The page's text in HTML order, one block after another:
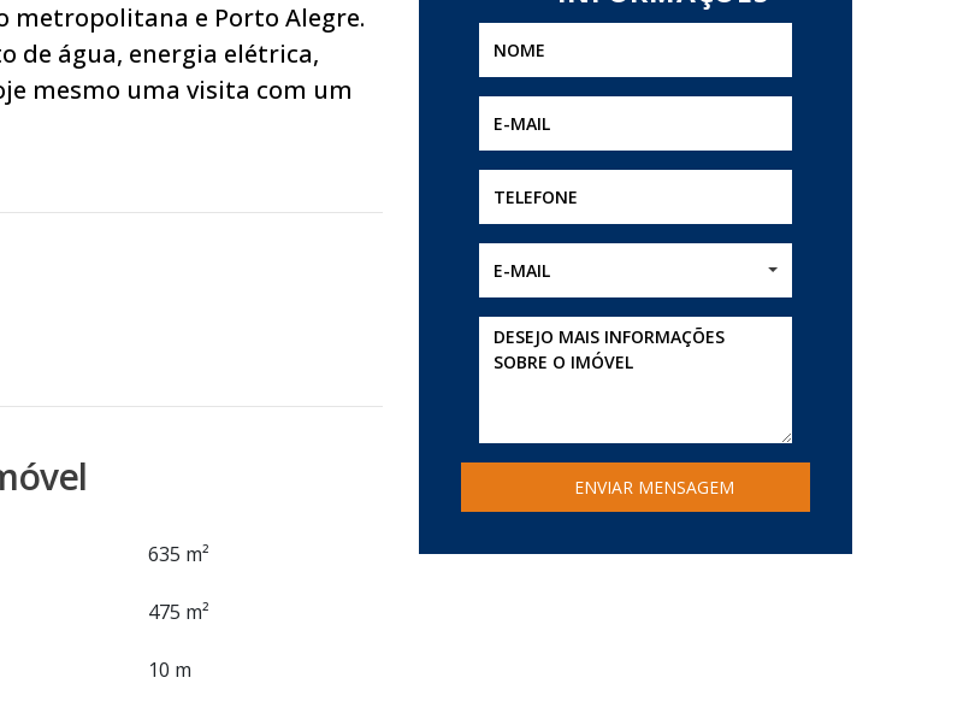
metropolitana e Porto Alegre.
de água, energia elétrica,
mesmo uma visita com um
635 m²
475 m²
10 m
E-MAIL